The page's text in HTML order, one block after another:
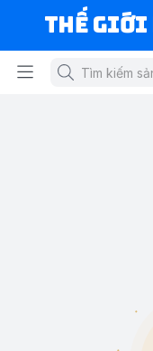
Thế Giới